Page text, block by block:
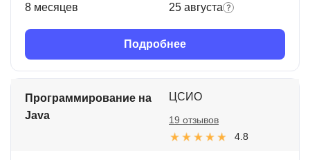
8 месяцев 25 августа
Подробнее
Программирование на
Java
ЦСИО
4.8
19 отзывов